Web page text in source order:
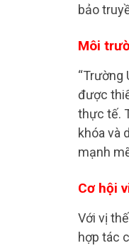
bảo
Môi
“Trường
được
thực tế.
khóa và
mạnh
Cơ hội
Với vị
hợp tác